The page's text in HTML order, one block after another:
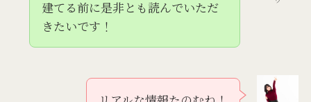
建てる前に是非とも読んでいただ
きたいです！